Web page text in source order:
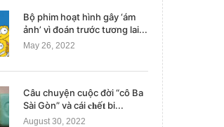
Bộ phim hoạt hình gây ‘ám
ảnh’ vì đoán trước tương lai...
May 26, 2022
Câu chuyện cuộc đời “cô Ba
Sài Gòn” và cái 𝐜𝐡ế𝐭 bi...
August 30, 2022